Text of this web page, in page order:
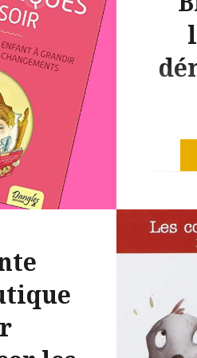
mère
se
choix
Notre
qui va